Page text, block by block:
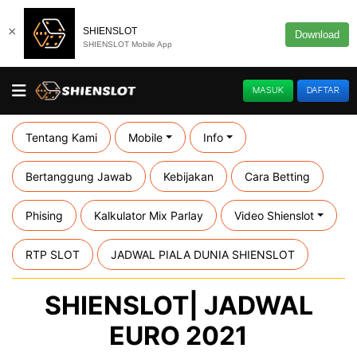
SHIENSLOT
SHIENSLOT Mobile App
Download
×
MASUK DAFTAR
Tentang Kami Mobile Info
Bertanggung Jawab Kebijakan Cara Betting
Phising Kalkulator Mix Parlay Video Shienslot
RTP SLOT JADWAL PIALA DUNIA SHIENSLOT
SHIENSLOT| JADWAL
EURO 2021